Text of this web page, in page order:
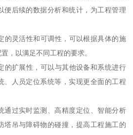
便后续的数据分析和统计，为工程管理
的灵活性和可调性，可以根据具体的施
，以满足不同工程的要求。
的扩展性，可以与其他设备和系统进行
、人员定位系统等，实现更全面的工程
通过实时监测、高精度定位、智能分析
塔吊与障碍物的碰撞，提高工程施工的